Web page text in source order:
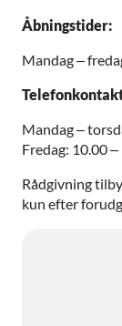
Åbningstider:
Mandag –
Mandag –
Fredag: 10.00
Rådgivning
kun efter